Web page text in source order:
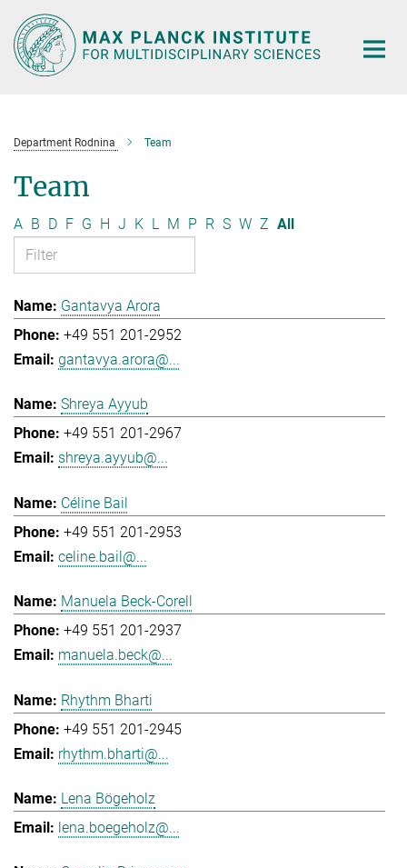
Main-
Content
Department Rodnina Team
Team
A B D F G H J K L M P R S W Z All
Gantavya Arora
+49 551 201-2952
gantavya.arora@...
Shreya Ayyub
+49 551 201-2967
shreya.ayyub@...
Céline Bail
+49 551 201-2953
celine.bail@...
Manuela Beck-Corell
+49 551 201-2937
manuela.beck@...
Rhythm Bharti
+49 551 201-2945
rhythm.bharti@...
Lena Bögeholz
lena.boegeholz@...